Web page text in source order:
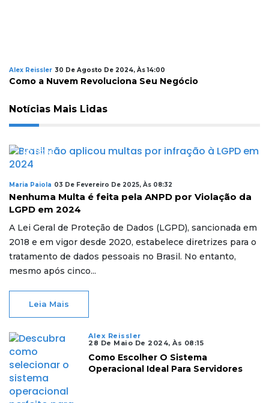
Alex Reissler 30 De Agosto De 2024, Às 14:00
Como a Nuvem Revoluciona Seu Negócio
Notícias Mais Lidas
NOTÍCIAS
Maria Paiola 03 De Fevereiro De 2025, Às 08:32
Nenhuma Multa é feita pela ANPD por Violação da
LGPD em 2024
A Lei Geral de Proteção de Dados (LGPD), sancionada em
2018 e em vigor desde 2020, estabelece diretrizes para o
tratamento de dados pessoais no Brasil. No entanto,
mesmo após cinco...
Leia Mais
Alex Reissler
28 De Maio De 2024, Às 08:15
Como Escolher O Sistema
Operacional Ideal Para Servidores